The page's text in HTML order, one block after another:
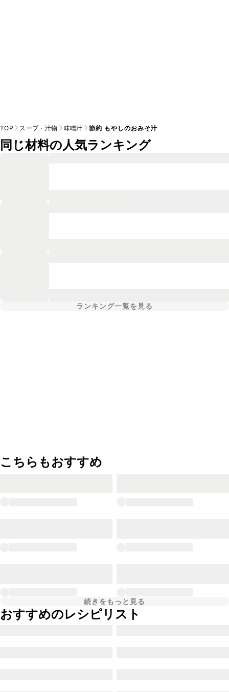
TOP スープ・汁物 味噌汁 節約 もやしのおみそ汁
同じ材料の人気ランキング
ランキング一覧を見る
こちらもおすすめ
続きをもっと見る
おすすめのレシピリスト